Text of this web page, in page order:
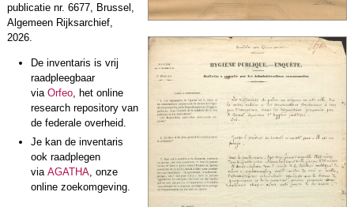
publicatie nr. 6677, Brussel,
Algemeen Rijksarchief,
2026.
De inventaris is vrij
raadpleegbaar
via Orfeo, het online
research repository van
de federale overheid.
Je kan de inventaris
ook raadplegen
via AGATHA, onze
online zoekomgeving.